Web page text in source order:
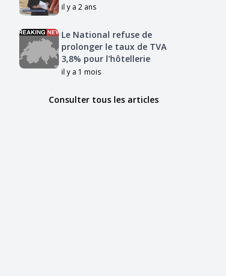
il y a 2 ans
Le National refuse de
prolonger le taux de TVA
3,8% pour l'hôtellerie
il y a 1 mois
Consulter tous les articles